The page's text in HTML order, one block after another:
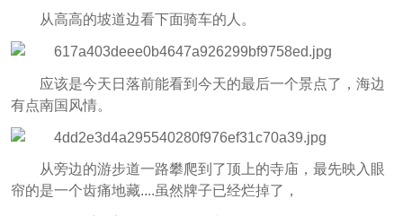
从高高的坡道边看下面骑车的人。
应该是今天日落前能看到今天的最后一个景点了，海边
有点南国风情。
从旁边的游步道一路攀爬到了顶上的寺庙，最先映入眼
帘的是一个齿痛地藏....虽然牌子已经烂掉了，